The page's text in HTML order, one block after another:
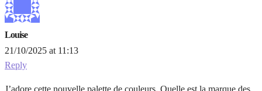
Louise
21/10/2025 at 11:13
Reply
J’adore cette nouvelle palette de couleurs. Quelle est la marque des